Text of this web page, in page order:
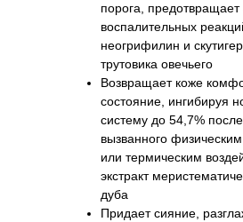
порога, предотвращает
воспалительных
неогрифилин и
трутовика овечьего
Возвращает коже
состояние, ингибируя
систему до 54,7%
вызванного
или термическим
экстракт
дуба
Придает сияние,